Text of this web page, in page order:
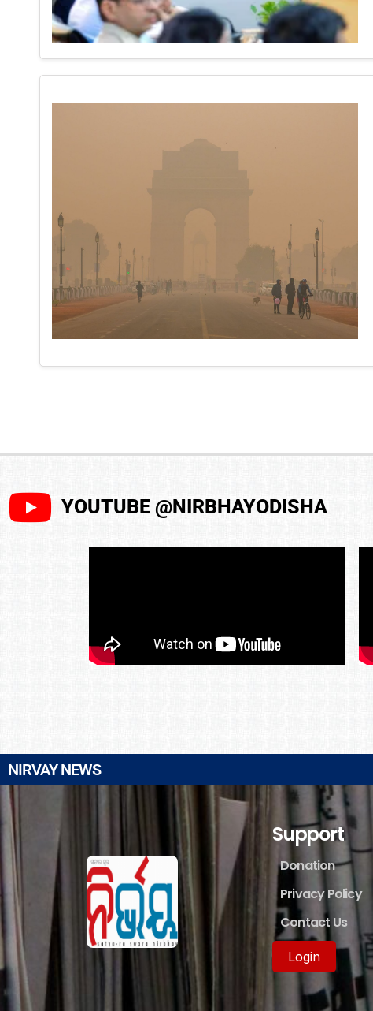
YOUTUBE @NIRBHAYODISHA
NIRVAY NEWS
Support
Donation
Privacy Policy
Contact Us
Login